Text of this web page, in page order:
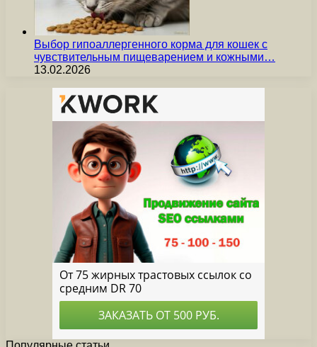
Выбор гипоаллергенного корма для кошек с
чувствительным пищеварением и кожными…
13.02.2026